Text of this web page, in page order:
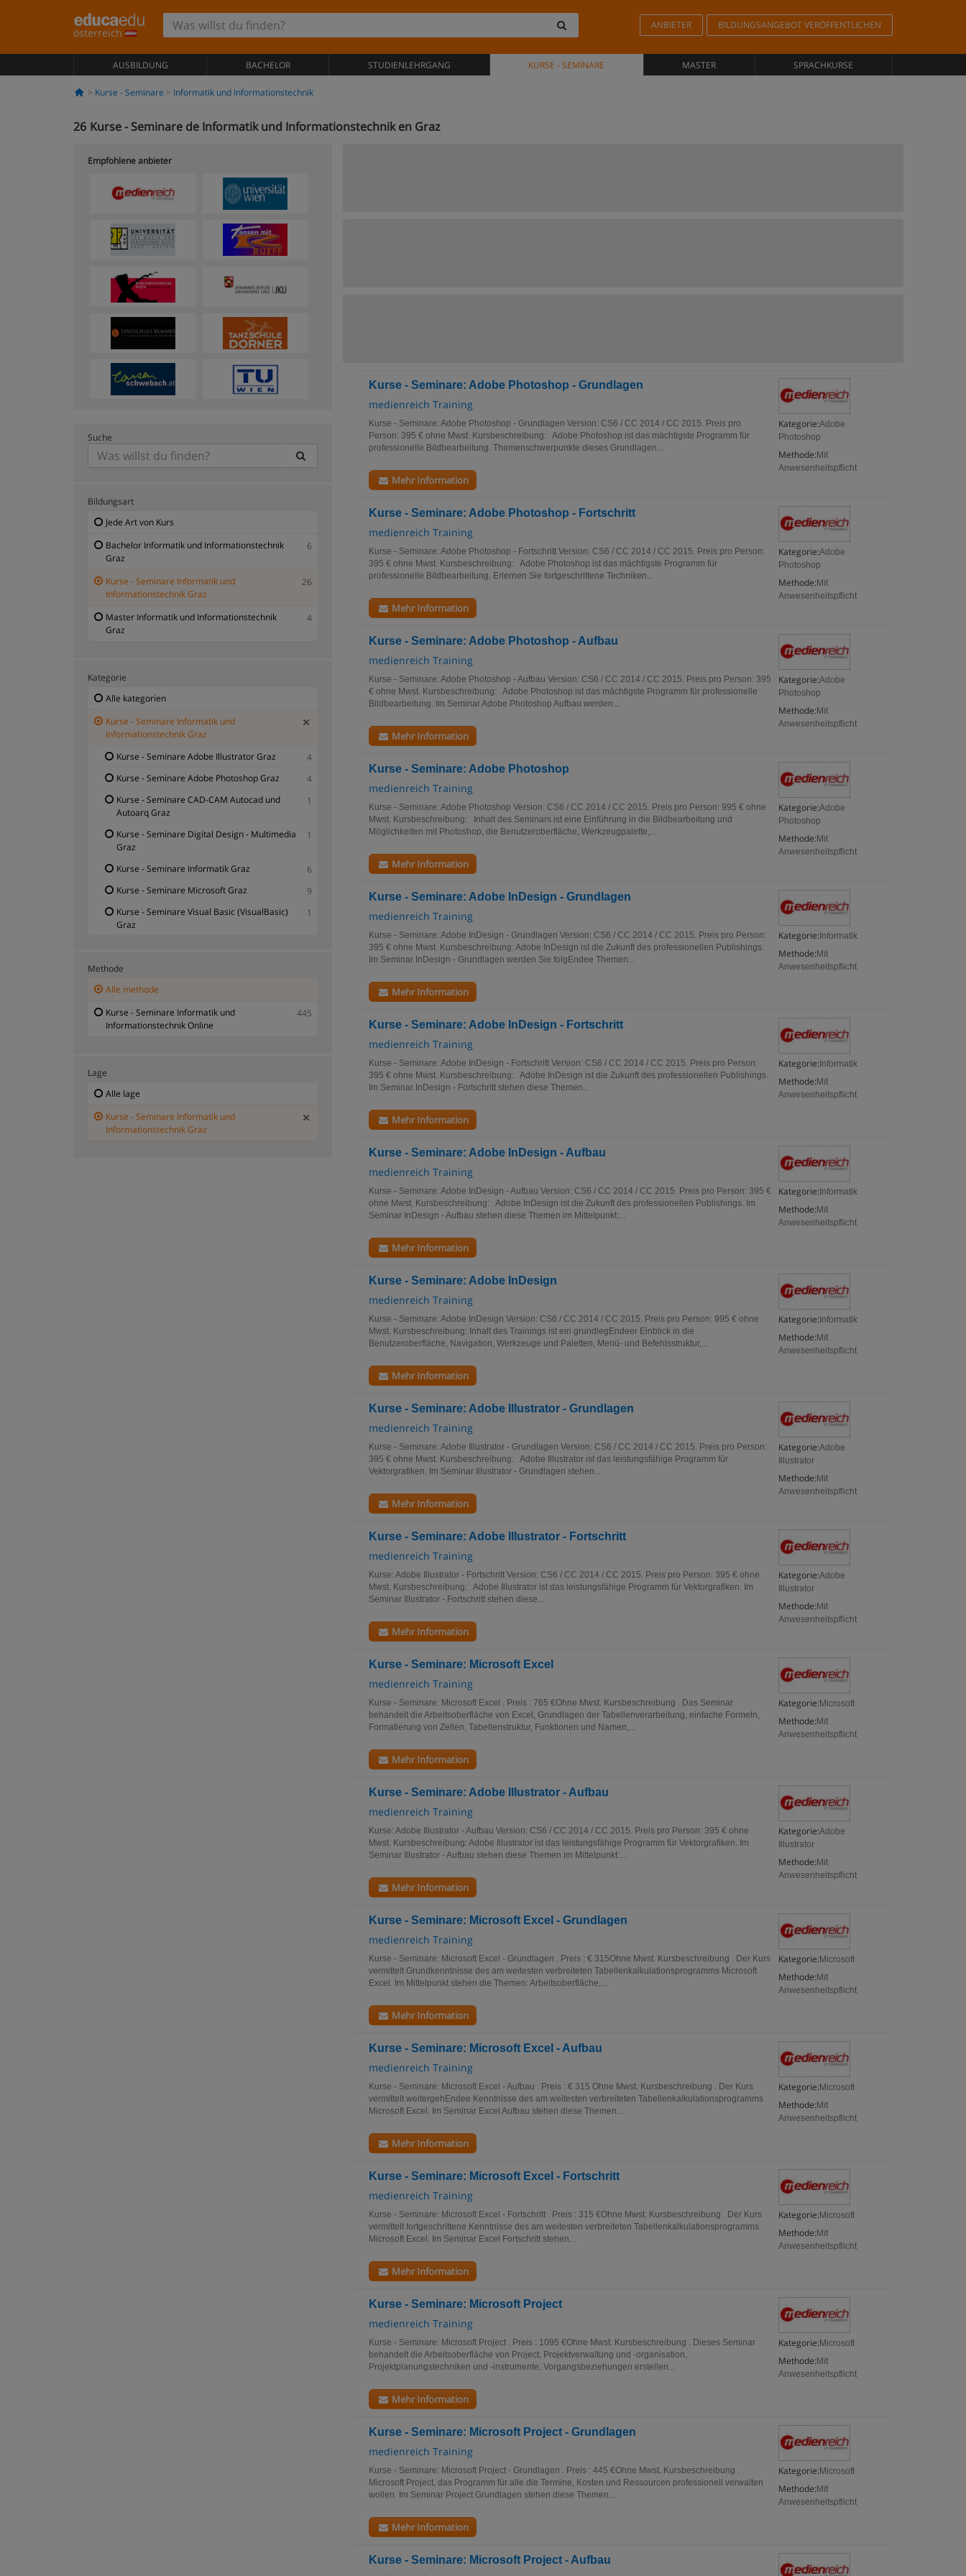
österreich
ANBIETER BILDUNGSANGEBOT VERÖFFENTLICHEN
AUSBILDUNG BACHELOR STUDIENLEHRGANG KURSE - SEMINARE MASTER SPRACHKURSE
Kurse - Seminare Informatik und Informationstechnik
26 Kurse - Seminare de Informatik und Informationstechnik en Graz
Kurse - Seminare: Adobe Photoshop - Grundlagen
medienreich Training
Kategorie:Adobe
Photoshop
Methode: Mit
Anwesenheitspflicht
Kurse - Seminare: Adobe Photoshop - Grundlagen Version: CS6 / CC 2014 / CC 2015. Preis pro
Person: 395 € ohne Mwst. Kursbeschreibung: Adobe Photoshop ist das mächtigste Programm für
professionelle Bildbearbeitung. Themenschwerpunkte dieses Grundlagen...
Mehr Information
Kurse - Seminare: Adobe Photoshop - Fortschritt
medienreich Training
Kategorie:Adobe
Photoshop
Methode: Mit
Anwesenheitspflicht
Kurse - Seminare: Adobe Photoshop - Fortschritt Version: CS6 / CC 2014 / CC 2015. Preis pro Person:
395 € ohne Mwst. Kursbeschreibung: Adobe Photoshop ist das mächtigste Programm für
professionelle Bildbearbeitung. Erlernen Sie fortgeschrittene Techniken...
Mehr Information
Kurse - Seminare: Adobe Photoshop - Aufbau
medienreich Training
Kategorie:Adobe
Photoshop
Methode: Mit
Anwesenheitspflicht
Kurse - Seminare: Adobe Photoshop - Aufbau Version: CS6 / CC 2014 / CC 2015. Preis pro Person: 395
€ ohne Mwst. Kursbeschreibung: Adobe Photoshop ist das mächtigste Programm für professionelle
Bildbearbeitung. Im Seminar Adobe Photoshop Aufbau werden...
Mehr Information
Kurse - Seminare: Adobe Photoshop
medienreich Training
Kategorie:Adobe
Photoshop
Methode: Mit
Anwesenheitspflicht
Kurse - Seminare: Adobe Photoshop Version: CS6 / CC 2014 / CC 2015. Preis pro Person: 995 € ohne
Mwst. Kursbeschreibung: Inhalt des Seminars ist eine Einführung in die Bildbearbeitung und
Möglichkeiten mit Photoshop, die Benutzeroberfläche, Werkzeugpalette,...
Mehr Information
Kurse - Seminare: Adobe InDesign - Grundlagen
medienreich Training
Kategorie: Informatik
Methode: Mit
Anwesenheitspflicht
Kurse - Seminare: Adobe InDesign - Grundlagen Version: CS6 / CC 2014 / CC 2015. Preis pro Person:
395 € ohne Mwst. Kursbeschreibung: Adobe InDesign ist die Zukunft des professionellen Publishings.
Im Seminar InDesign - Grundlagen werden Sie folgEndee Themen...
Mehr Information
Kurse - Seminare: Adobe InDesign - Fortschritt
medienreich Training
Kategorie: Informatik
Methode: Mit
Anwesenheitspflicht
Kurse - Seminare: Adobe InDesign - Fortschritt Version: CS6 / CC 2014 / CC 2015. Preis pro Person:
395 € ohne Mwst. Kursbeschreibung: Adobe InDesign ist die Zukunft des professionellen Publishings.
Im Seminar InDesign - Fortschritt stehen diese Themen...
Mehr Information
Kurse - Seminare: Adobe InDesign - Aufbau
medienreich Training
Kategorie: Informatik
Methode: Mit
Anwesenheitspflicht
Kurse - Seminare: Adobe InDesign - Aufbau Version: CS6 / CC 2014 / CC 2015. Preis pro Person: 395 €
ohne Mwst. Kursbeschreibung: Adobe InDesign ist die Zukunft des professionellen Publishings. Im
Seminar InDesign - Aufbau stehen diese Themen im Mittelpunkt:...
Mehr Information
Kurse - Seminare: Adobe InDesign
medienreich Training
Kategorie: Informatik
Methode: Mit
Anwesenheitspflicht
Kurse - Seminare: Adobe InDesign Version: CS6 / CC 2014 / CC 2015. Preis pro Person: 995 € ohne
Mwst. Kursbeschreibung: Inhalt des Trainings ist ein grundlegEndeer Einblick in die
Benutzeroberfläche, Navigation, Werkzeuge und Paletten, Menü- und Befehlsstruktur,...
Mehr Information
Kurse - Seminare: Adobe Illustrator - Grundlagen
medienreich Training
Kategorie:Adobe
Illustrator
Methode: Mit
Anwesenheitspflicht
Kurse - Seminare: Adobe Illustrator - Grundlagen Version: CS6 / CC 2014 / CC 2015. Preis pro Person:
395 € ohne Mwst. Kursbeschreibung: Adobe Illustrator ist das leistungsfähige Programm für
Vektorgrafiken. Im Seminar Illustrator - Grundlagen stehen...
Mehr Information
Kurse - Seminare: Adobe Illustrator - Fortschritt
medienreich Training
Kategorie:Adobe
Illustrator
Methode: Mit
Anwesenheitspflicht
Kurse: Adobe Illustrator - Fortschritt Version: CS6 / CC 2014 / CC 2015. Preis pro Person: 395 € ohne
Mwst. Kursbeschreibung: Adobe Illustrator ist das leistungsfähige Programm für Vektorgrafiken. Im
Seminar Illustrator - Fortschritt stehen diese...
Mehr Information
Kurse - Seminare: Microsoft Excel
medienreich Training
Kategorie: Microsoft
Methode: Mit
Anwesenheitspflicht
Kurse - Seminare: Microsoft Excel . Preis : 765 €Ohne Mwst. Kursbeschreibung . Das Seminar
behandelt die Arbeitsoberfläche von Excel, Grundlagen der Tabellenverarbeitung, einfache Formeln,
Formatierung von Zellen, Tabellenstruktur, Funktionen und Namen,...
Mehr Information
Kurse - Seminare: Adobe Illustrator - Aufbau
medienreich Training
Kategorie:Adobe
Illustrator
Methode: Mit
Anwesenheitspflicht
Kurse: Adobe Illustrator - Aufbau Version: CS6 / CC 2014 / CC 2015. Preis pro Person: 395 € ohne
Mwst. Kursbeschreibung: Adobe Illustrator ist das leistungsfähige Programm für Vektorgrafiken. Im
Seminar Illustrator - Aufbau stehen diese Themen im Mittelpunkt:...
Mehr Information
Kurse - Seminare: Microsoft Excel - Grundlagen
medienreich Training
Kategorie: Microsoft
Methode: Mit
Anwesenheitspflicht
Kurse - Seminare: Microsoft Excel - Grundlagen . Preis : € 315Ohne Mwst. Kursbeschreibung . Der Kurs
vermittelt Grundkenntnisse des am weitesten verbreiteten Tabellenkalkulationsprogramms Microsoft
Excel. Im Mittelpunkt stehen die Themen: Arbeitsoberfläche,...
Mehr Information
Kurse - Seminare: Microsoft Excel - Aufbau
medienreich Training
Kategorie: Microsoft
Methode: Mit
Anwesenheitspflicht
Kurse - Seminare: Microsoft Excel - Aufbau . Preis : € 315 Ohne Mwst. Kursbeschreibung . Der Kurs
vermittelt weitergehEndee Kenntnisse des am weitesten verbreiteten Tabellenkalkulationsprogramms
Microsoft Excel. Im Seminar Excel Aufbau stehen diese Themen...
Mehr Information
Kurse - Seminare: Microsoft Excel - Fortschritt
medienreich Training
Kategorie: Microsoft
Methode: Mit
Anwesenheitspflicht
Kurse - Seminare: Microsoft Excel - Fortschritt . Preis : 315 €Ohne Mwst. Kursbeschreibung . Der Kurs
vermittelt fortgeschrittene Kenntnisse des am weitesten verbreiteten Tabellenkalkulationsprogramms
Microsoft Excel. Im Seminar Excel Fortschritt stehen...
Mehr Information
Kurse - Seminare: Microsoft Project
medienreich Training
Kategorie: Microsoft
Methode: Mit
Anwesenheitspflicht
Kurse - Seminare: Microsoft Project . Preis : 1095 €Ohne Mwst. Kursbeschreibung . Dieses Seminar
behandelt die Arbeitsoberfläche von Project, Projektverwaltung und -organisation,
Projektplanungstechniken und -instrumente, Vorgangsbeziehungen erstellen...
Mehr Information
Kurse - Seminare: Microsoft Project - Grundlagen
medienreich Training
Kategorie: Microsoft
Methode: Mit
Anwesenheitspflicht
Kurse - Seminare: Microsoft Project - Grundlagen . Preis : 445 €Ohne Mwst. Kursbeschreibung .
Microsoft Project, das Programm für alle die Termine, Kosten und Ressourcen professionell verwalten
wollen. Im Seminar Project Grundlagen stehen diese Themen...
Mehr Information
Kurse - Seminare: Microsoft Project - Aufbau
Empfohlene anbieter
Suche
Bildungsart
Jede Art von Kurs
Bachelor Informatik und Informationstechnik
Graz
6
Kurse - Seminare Informatik und
Informationstechnik Graz
26
Master Informatik und Informationstechnik
Graz
4
Kategorie
Alle kategorien
Kurse - Seminare Informatik und
Informationstechnik Graz
Kurse - Seminare Adobe Illustrator Graz
4
Kurse - Seminare Adobe Photoshop Graz
4
Kurse - Seminare CAD-CAM Autocad und
Autoarq Graz
1
Kurse - Seminare Digital Design - Multimedia
Graz
1
Kurse - Seminare Informatik Graz
6
Kurse - Seminare Microsoft Graz
9
Kurse - Seminare Visual Basic (VisualBasic)
Graz
1
Methode
Alle methode
Kurse - Seminare Informatik und
Informationstechnik Online
445
Lage
Alle lage
Kurse - Seminare Informatik und
Informationstechnik Graz